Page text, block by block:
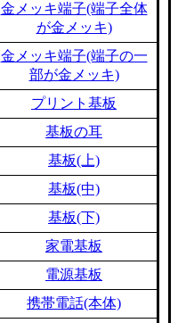
金メッキ端子(端子全体
が金メッキ)
金メッキ端子(端子の一
部が金メッキ)
プリント基板
基板の耳
基板(上)
基板(中)
基板(下)
家電基板
電源基板
携帯電話(本体)